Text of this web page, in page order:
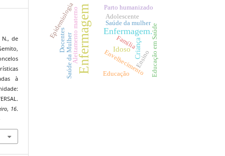
N., de
à
, 16.
Enfermagem Enfermagem.
Idoso Criança Educação em Saúde
Envelhecimento
Saúde da mulher
Adolescente
Família
Aleitamento materno Ensino
Epidemiologia Parto humanizado
Saúde da Mulher
Docentes
Educação